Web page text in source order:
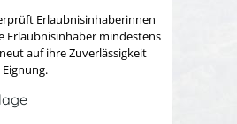
Erlaubnisinhaberinnen
Erlaubnisinhaber mindestens
auf ihre Zuverlässigkeit